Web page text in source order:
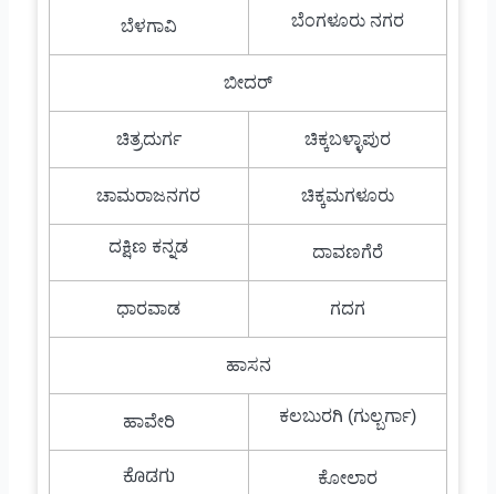
ಬೆಳಗಾವಿ ಬೆಂಗಳೂರು ನಗರ
ಬೀದರ್
ಚಿತ್ರದುರ್ಗ ಚಿಕ್ಕಬಳ್ಳಾಪುರ
ಚಾಮರಾಜನಗರ ಚಿಕ್ಕಮಗಳೂರು
ದಕ್ಷಿಣ ಕನ್ನಡ ದಾವಣಗೆರೆ
ಧಾರವಾಡ ಗದಗ
ಹಾಸನ
ಹಾವೇರಿ ಕಲಬುರಗಿ (ಗುಲ್ಬರ್ಗಾ)
ಕೊಡಗು ಕೋಲಾರ